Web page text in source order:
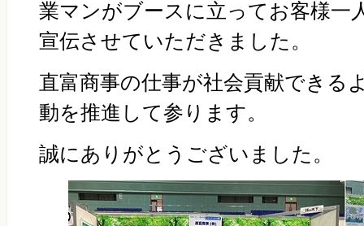
業マンがブースに立ってお客様一
宣伝させていただきました。
直富商事の仕事が社会貢献できる
動を推進して参ります。
誠にありがとうございました。